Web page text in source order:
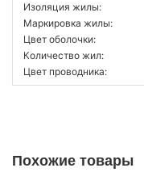
Изоляция жилы:
Маркировка жилы:
Цвет оболочки:
Количество жил:
Цвет проводника:
Похожие товары